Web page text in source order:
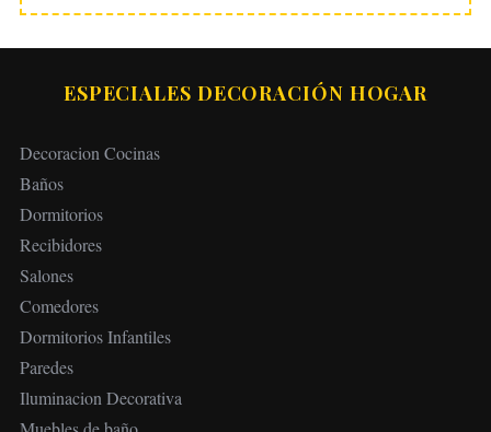
ESPECIALES DECORACIÓN HOGAR
Decoracion Cocinas
Baños
Dormitorios
Recibidores
Salones
Comedores
Dormitorios Infantiles
Paredes
Iluminacion Decorativa